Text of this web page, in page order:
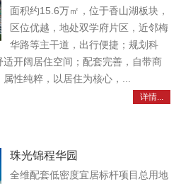
面积约15.6万㎡，位于香山湖板块，
区位优越，地处双学府片区，近邻梅
华路等主干道，出行便捷；规划科
开阔居住空间；配套完善，自带商
性纯粹，以居住为核心，...
详情...
珠光锦程华园
全维配套低密度宜居标杆项目总用地